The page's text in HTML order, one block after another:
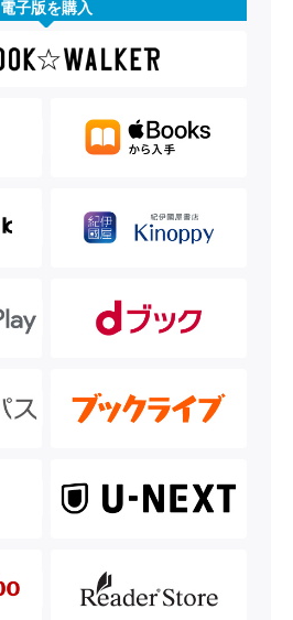
電子版を購入